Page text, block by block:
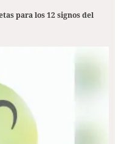
para los 12 signos del